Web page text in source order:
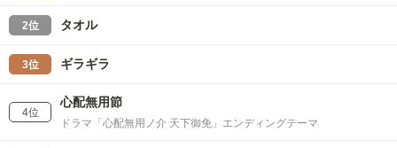
2位 タオル
3位 ギラギラ
4位
心配無用節
ドラマ「心配無用ノ介 天下御免」エンディングテーマ